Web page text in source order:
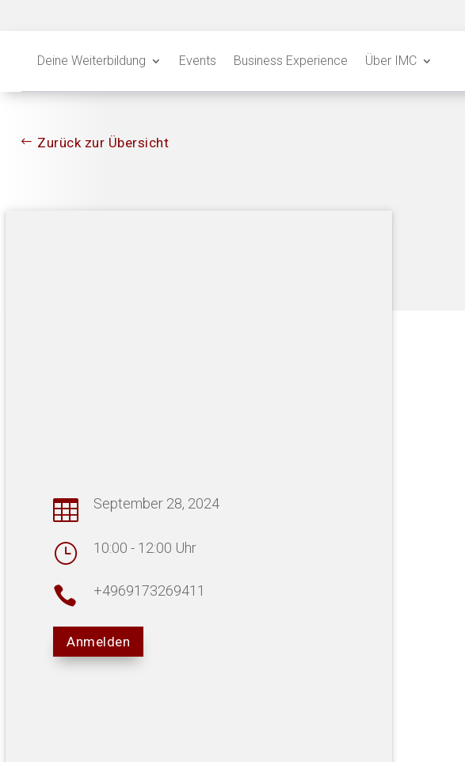
Deine Weiterbildung Events Business Experience Über IMC
Zurück zur Übersicht
 September 28, 2024
} 10:00 - 12:00 Uhr
 +4969173269411
Anmelden